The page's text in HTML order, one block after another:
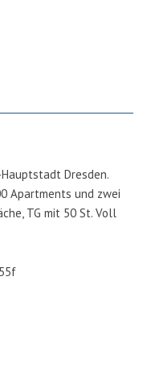
Dresden.
Apartments und zwei
TG mit 50 St. Voll